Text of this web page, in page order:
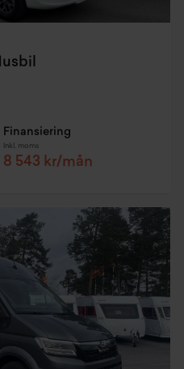
Finansiering
Inkl. moms
8 543 kr/mån